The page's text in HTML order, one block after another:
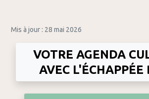
Mis à jour : 28 mai 2026
VOTRE AGENDA
AVEC L'ÉCHAPPÉE